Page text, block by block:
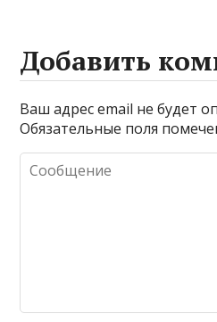
Добавить
Ваш адрес email не будет
Обязательные поля